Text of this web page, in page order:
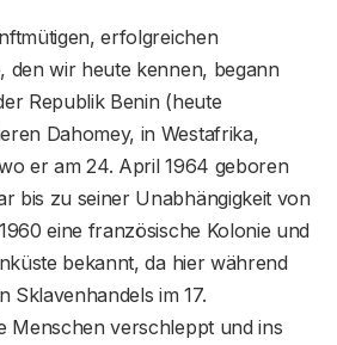
erfolgreichen
den wir heute kennen, begann
Republik Benin (heute
Dahomey, in Westafrika,
er am 24. April 1964 geboren
bis zu seiner Unabhängigkeit von
eine französische Kolonie und
bekannt, da hier während
Sklavenhandels im 17.
Menschen verschleppt und ins